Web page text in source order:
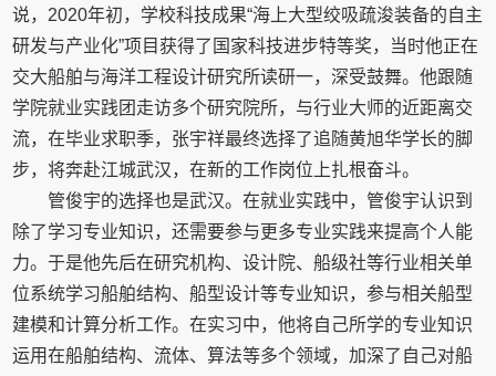
说，2020年初，学校科技成果“海上大型绞吸疏浚装备的自主
研发与产业化”项目获得了国家科技进步特等奖，当时他正在
交大船舶与海洋工程设计研究所读研一，深受鼓舞。他跟随
学院就业实践团走访多个研究院所，与行业大师的近距离交
流，在毕业求职季，张宇祥最终选择了追随黄旭华学长的脚
步，将奔赴江城武汉，在新的工作岗位上扎根奋斗。
管俊宇的选择也是武汉。在就业实践中，管俊宇认识到
除了学习专业知识，还需要参与更多专业实践来提高个人能
力。于是他先后在研究机构、设计院、船级社等行业相关单
位系统学习船舶结构、船型设计等专业知识，参与相关船型
建模和计算分析工作。在实习中，他将自己所学的专业知识
运用在船舶结构、流体、算法等多个领域，加深了自己对船